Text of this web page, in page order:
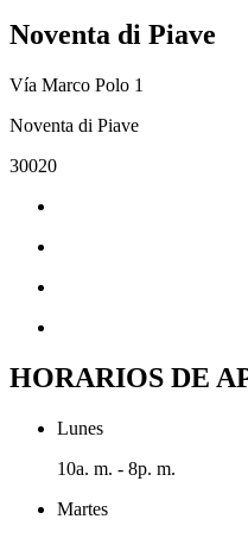
Noventa di Piave
Vía Marco Polo 1
Noventa di Piave
30020
HORARIOS DE
Lunes
10a. m. - 8p. m.
Martes